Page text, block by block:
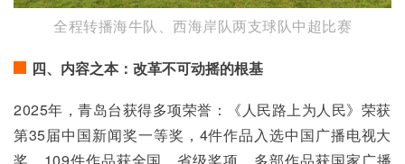
全程转播海牛队、西海岸队两支球队中超比赛
四、内容之本：改革不可动摇的根基
2025年，青岛台获得多项荣誉：《人民路上为人民》荣获
第35届中国新闻奖一等奖，4件作品入选中国广播电视大
奖，109件作品获全国、省级奖项，多部作品获国家广播